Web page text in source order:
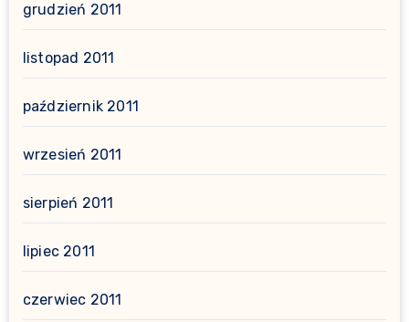
grudzień 2011
listopad 2011
październik 2011
wrzesień 2011
sierpień 2011
lipiec 2011
czerwiec 2011